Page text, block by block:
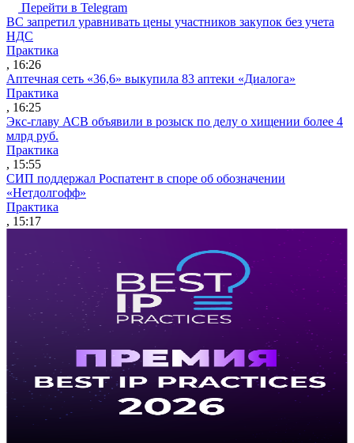
Перейти в Telegram
ВС запретил уравнивать цены участников закупок без учета
НДС
Практика
, 16:26
Аптечная сеть «36,6» выкупила 83 аптеки «Диалога»
Практика
, 16:25
Экс-главу АСВ объявили в розыск по делу о хищении более 4
млрд руб.
Практика
, 15:55
СИП поддержал Роспатент в споре об обозначении
«Нетдолгофф»
Практика
, 15:17